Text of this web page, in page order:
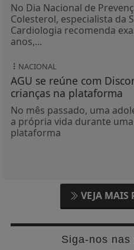
No Dia Nacional de
Colesterol, especialista da
Cardiologia recomenda
anos,...
NACIONAL
AGU se reúne com
crianças na plataforma
No mês passado, uma
a própria vida durante
plataforma
VEJA MAIS
Siga-nos